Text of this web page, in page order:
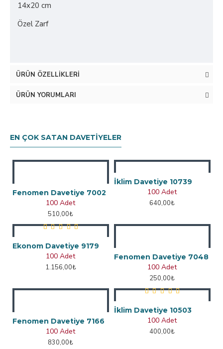
14x20 cm
Özel Zarf
ÜRÜN ÖZELLIKLERI
ÜRÜN YORUMLARI
EN ÇOK SATAN DAVETIYELER
Fenomen Davetiye 7002
100 Adet
510,00₺
İklim Davetiye 10739
100 Adet
640,00₺
Ekonom Davetiye 9179
100 Adet
1.156,00₺
Fenomen Davetiye 7048
100 Adet
250,00₺
Fenomen Davetiye 7166
100 Adet
830,00₺
İklim Davetiye 10503
100 Adet
400,00₺